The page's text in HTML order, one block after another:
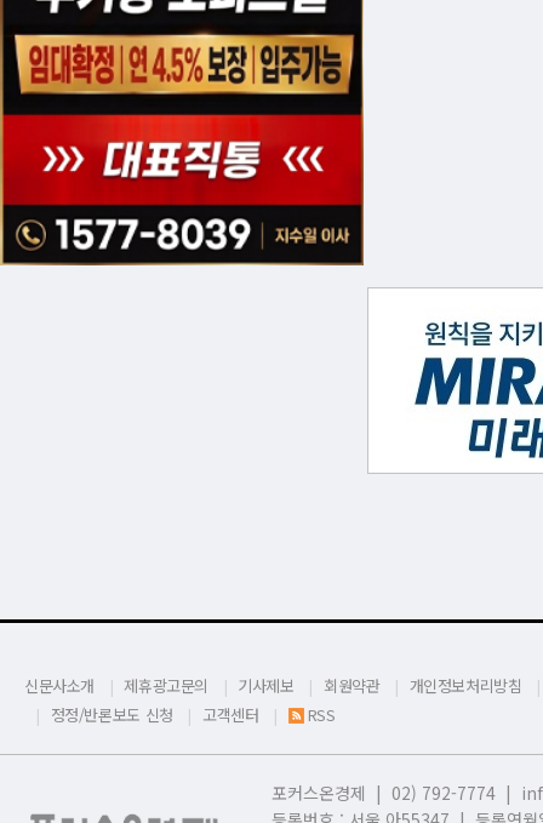
신문사소개 제휴광고문의 기사제보 회원약관
개인정보처리방침
정정/반론보도 신청
고객센터 RSS
포커스온경제 | 02) 792-7774 |